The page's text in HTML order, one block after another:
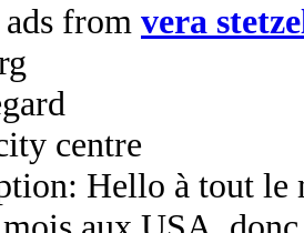
ads from vera
centre
Hello à tout le